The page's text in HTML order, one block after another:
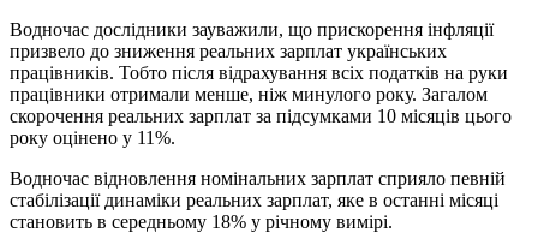
Водночас дослідники зауважили, що прискорення інфляції
призвело до зниження реальних зарплат українських
працівників. Тобто після відрахування всіх податків на руки
працівники отримали менше, ніж минулого року. Загалом
скорочення реальних зарплат за підсумками 10 місяців цього
року оцінено у 11%.
Водночас відновлення номінальних зарплат сприяло певній
стабілізації динаміки реальних зарплат, яке в останні місяці
становить в середньому 18% у річному вимірі.